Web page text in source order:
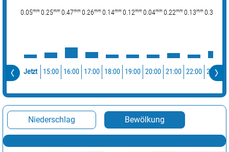
0.05mm 0.25mm 0.47mm 0.26mm 0.14mm 0.12mm 0.04mm 0.22mm 0.13mm 0.31
Jetzt 15:00 16:00 17:00 18:00 19:00 20:00 21:00 22:00 23:00
Niederschlag Bewölkung